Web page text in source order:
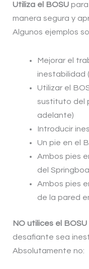
Utiliza el BOSUpara
manera segura y
Algunos ejemplos
Mejorar el
inestabilidad
Utilizar el
sustituto del
adelante)
Introducir
Un pie en el
Ambos pies
del
Ambos pies
de la pared
NO utilices el BOSU
desafiante sea
Absolutamente no: